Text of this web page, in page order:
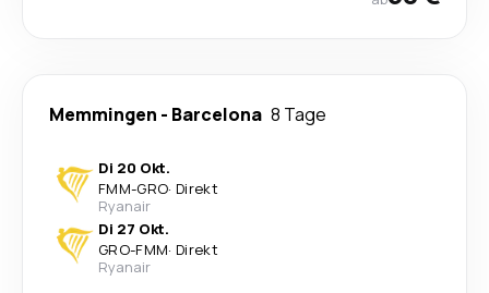
Memmingen - Barcelona 8 Tage
Di 20 Okt.
FMM-GRO· Direkt
Ryanair
Di 27 Okt.
GRO-FMM· Direkt
Ryanair